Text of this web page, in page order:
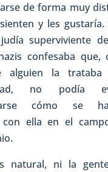
de forma muy
y les gustaría.
superviviente
confesaba que,
alguien la trataba
no podía
cómo se
con ella en el
natural, ni la